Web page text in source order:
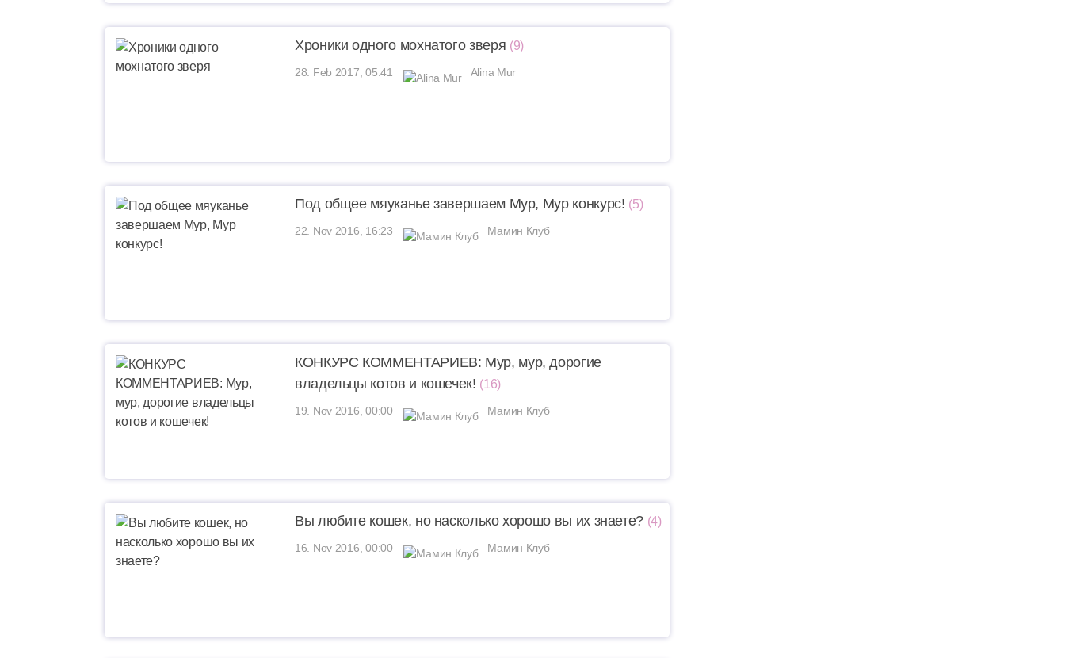
Хроники одного мохнатого зверя (9)
28. Feb 2017, 05:41 Alina Mur
Под общее мяуканье завершаем Мур, Мур конкурс! (5)
22. Nov 2016, 16:23 Мамин Клуб
КОНКУРС КОММЕНТАРИЕВ: Мур, мур, дорогие
владельцы котов и кошечек! (16)
19. Nov 2016, 00:00 Мамин Клуб
Вы любите кошек, но насколько хорошо вы их знаете? (4)
16. Nov 2016, 00:00 Мамин Клуб